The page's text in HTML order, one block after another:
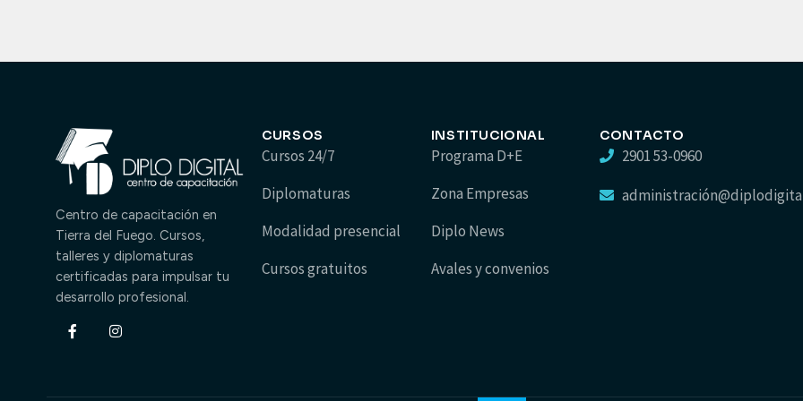
Centro de capacitación en
Tierra del Fuego. Cursos,
talleres y diplomaturas
certificadas para impulsar tu
desarrollo profesional.
Facebook-
f
Instagram
CURSOS
Cursos 24/7
Diplomaturas
Modalidad presencial
Cursos gratuitos
INSTITUCIONAL
Programa D+E
Zona Empresas
Diplo News
Avales y convenios
CONTACTO
2901 53-0960